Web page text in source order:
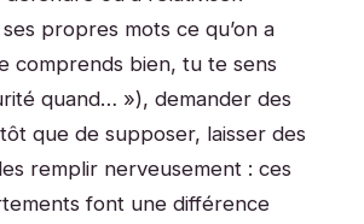
propres mots ce qu’on a
comprends bien, tu te sens
quand… »), demander des
que de supposer, laisser des
remplir nerveusement : ces
font une différence